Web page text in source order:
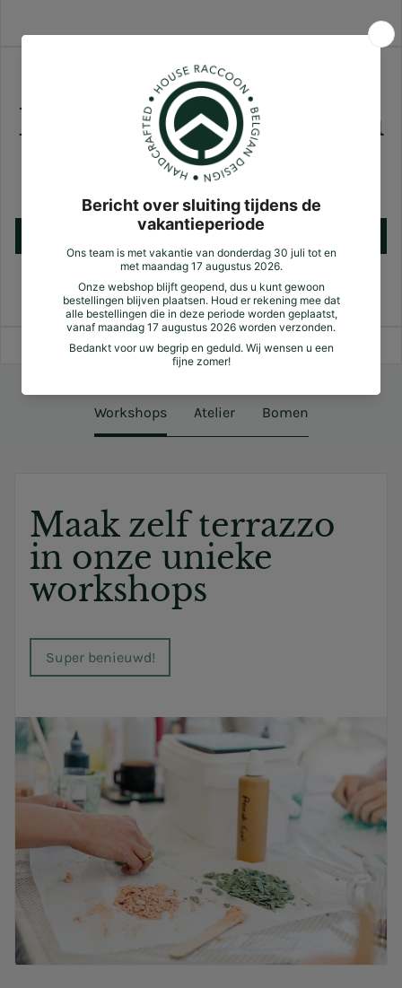
Klantbeoordelingen
Nog geen reviews
Schrijf een review
Workshops Atelier Bomen
Maak zelf terrazzo
in onze unieke
workshops
Super benieuwd!